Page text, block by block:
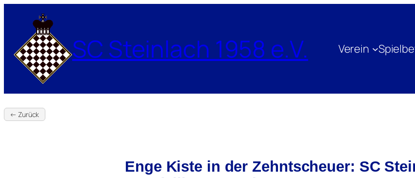
springen
SC Steinlach 1958 e.V. Verein
← Zurück
Enge Kiste in der Zehntscheuer: SC